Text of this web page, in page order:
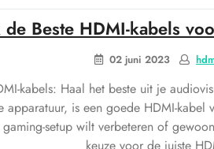
Beste HDMI-kabels
02 juni 2023
kabels: Haal het beste uit je
apparatuur, is een goede HDMI-
setup wilt verbeteren of